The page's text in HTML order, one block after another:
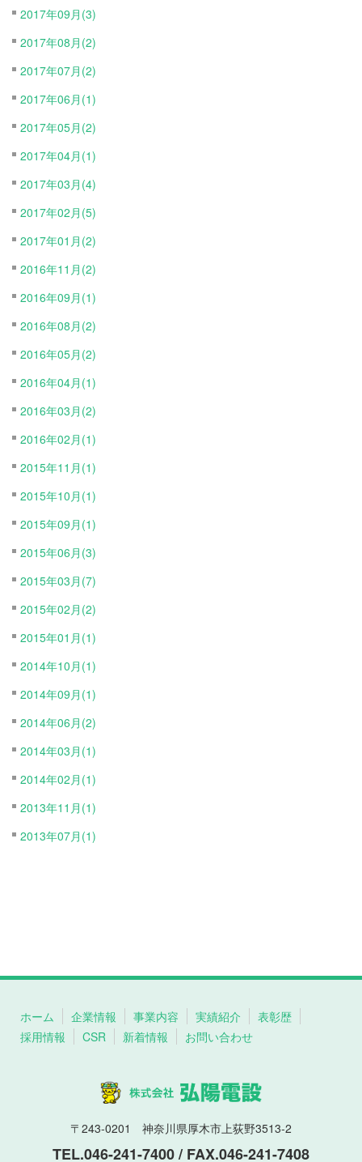
2017年09月(3)
2017年08月(2)
2017年07月(2)
2017年06月(1)
2017年05月(2)
2017年04月(1)
2017年03月(4)
2017年02月(5)
2017年01月(2)
2016年11月(2)
2016年09月(1)
2016年08月(2)
2016年05月(2)
2016年04月(1)
2016年03月(2)
2016年02月(1)
2015年11月(1)
2015年10月(1)
2015年09月(1)
2015年06月(3)
2015年03月(7)
2015年02月(2)
2015年01月(1)
2014年10月(1)
2014年09月(1)
2014年06月(2)
2014年03月(1)
2014年02月(1)
2013年11月(1)
2013年07月(1)
ホーム 企業情報 事業内容 実績紹介
表彰歴
採用情報
CSR 新着情報 お問い合わせ
〒243-0201 神奈川県厚木市上荻野3513-2
TEL.046-241-7400 / FAX.046-241-7408